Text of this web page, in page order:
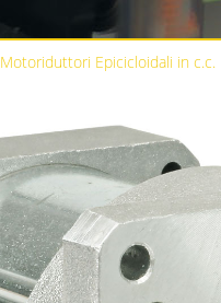
Motoriduttori Epicicloidali in c.c.